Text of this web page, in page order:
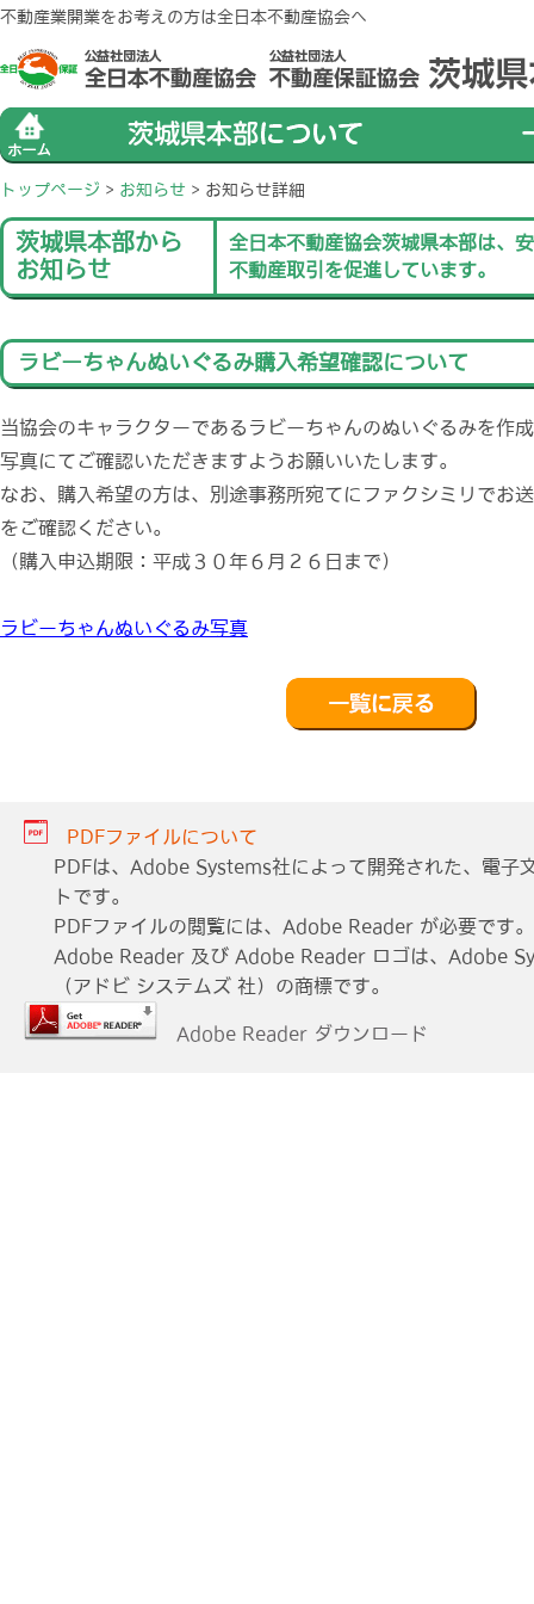
不動産業開業をお考えの方は全日本不動産協会へ
トップページ > お知らせ > お知らせ詳細
茨城県本部から
お知らせ
全日本不動産協会茨城県本部は、
不動産取引を促進しています。
ラビーちゃんぬいぐるみ購入希望確認について
当協会のキャラクターであるラビーちゃんのぬいぐるみを作
写真にてご確認いただきますようお願いいたします。
なお、購入希望の方は、別途事務所宛てにファクシミリでお
をご確認ください。
（購入申込期限：平成３０年６月２６日まで）
ラビーちゃんぬいぐるみ写真
PDFファイルについて
PDFは、Adobe Systems社によって開発された、電子
トです。
PDFファイルの閲覧には、Adobe Reader が必要です。
Adobe Reader 及び Adobe Reader ロゴは、Adobe
（アドビ システムズ 社）の商標です。
Adobe Reader ダウンロード